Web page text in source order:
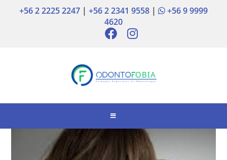
+56 2 2225 2247 | +56 2 2341 9558 |
+56 9 9999
4620